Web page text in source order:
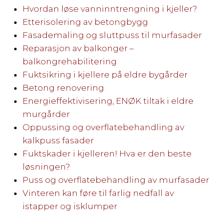
Hvordan løse vanninntrengning i kjeller?
Etterisolering av betongbygg
Fasademaling og sluttpuss til murfasader
Reparasjon av balkonger –
balkongrehabilitering
Fuktsikring i kjellere på eldre bygårder
Betong renovering
Energieffektivisering, ENØK tiltak i eldre
murgårder
Oppussing og overflatebehandling av
kalkpuss fasader
Fuktskader i kjelleren! Hva er den beste
løsningen?
Puss og overflatebehandling av murfasader
Vinteren kan føre til farlig nedfall av
istapper og isklumper